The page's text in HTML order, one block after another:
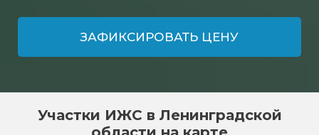
ЗАФИКСИРОВАТЬ ЦЕНУ
Участки ИЖС в Ленинградской